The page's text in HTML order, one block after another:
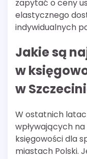
zapytać o ceny
elastycznego
indywidualnych
Jakie są
w
w
W ostatnich
wpływających
księgowości dla
miastach Polski.